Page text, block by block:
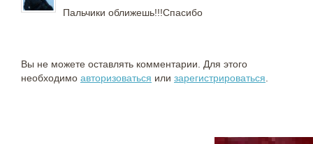
Пальчики оближешь!!!Спасибо
Вы не можете оставлять комментарии. Для этого
необходимо авторизоваться или зарегистрироваться